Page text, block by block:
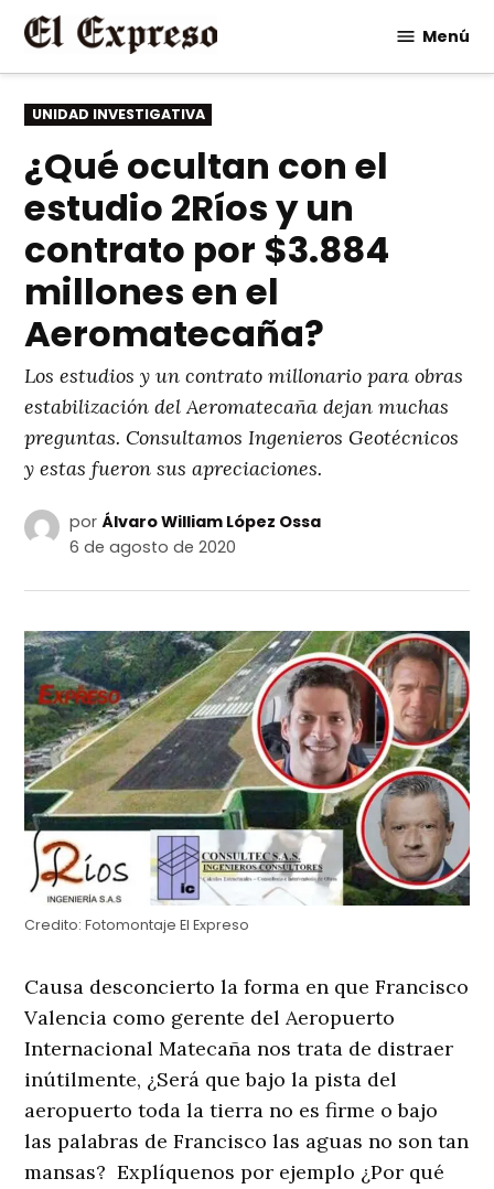
Saltar
contenido
Menú
PUBLICADO
EN
UNIDAD INVESTIGATIVA
¿Qué ocultan con el
estudio 2Ríos y un
contrato por $3.884
millones en el
Aeromatecaña?
Los estudios y un contrato millonario para obras
estabilización del Aeromatecaña dejan muchas
preguntas. Consultamos Ingenieros Geotécnicos
y estas fueron sus apreciaciones.
por Álvaro William López Ossa
6 de agosto de 2020
Credito: Fotomontaje El Expreso
Causa desconcierto la forma en que Francisco
Valencia como gerente del Aeropuerto
Internacional Matecaña nos trata de distraer
inútilmente, ¿Será que bajo la pista del
aeropuerto toda la tierra no es firme o bajo
las palabras de Francisco las aguas no son tan
mansas? Explíquenos por ejemplo ¿Por qué